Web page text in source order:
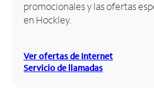
tienda
promocionales y las ofertas
en Hockley.
Ver ofertas de Internet
Servicio de llamadas